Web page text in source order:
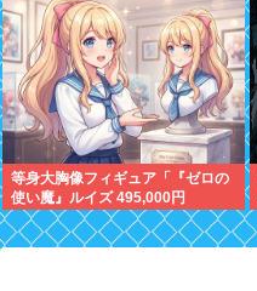
等身大胸像フィギュア「『ゼロの
使い魔』ルイズ 495,000円